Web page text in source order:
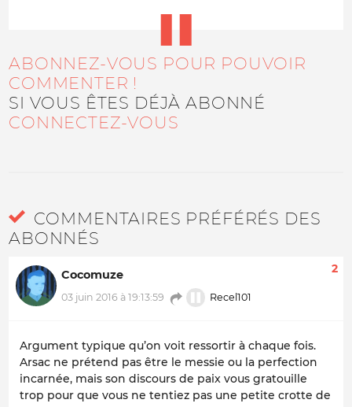
ABONNEZ-VOUS POUR POUVOIR
COMMENTER !
SI VOUS ÊTES DÉJÀ ABONNÉ
CONNECTEZ-VOUS
COMMENTAIRES PRÉFÉRÉS DES
ABONNÉS
Cocomuze
03 juin 2016 à 19:13:59 Recel101
2
Argument typique qu’on voit ressortir à chaque fois.
Arsac ne prétend pas être le messie ou la perfection
incarnée, mais son discours de paix vous gratouille
trop pour que vous ne tentiez pas une petite crotte de